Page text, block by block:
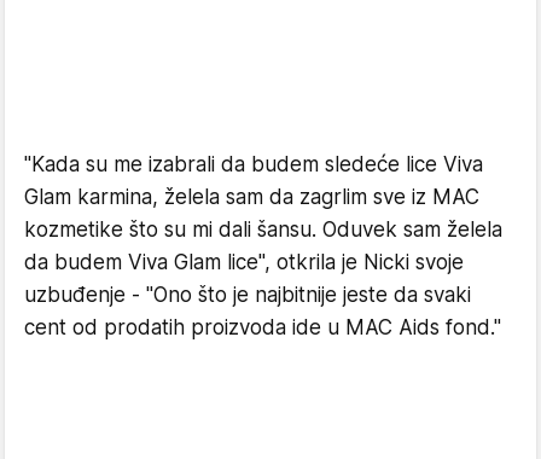
"Kada su me izabrali da budem sledeće lice Viva
Glam karmina, želela sam da zagrlim sve iz MAC
kozmetike što su mi dali šansu. Oduvek sam želela
da budem Viva Glam lice", otkrila je Nicki svoje
uzbuđenje - "Ono što je najbitnije jeste da svaki
cent od prodatih proizvoda ide u MAC Aids fond."